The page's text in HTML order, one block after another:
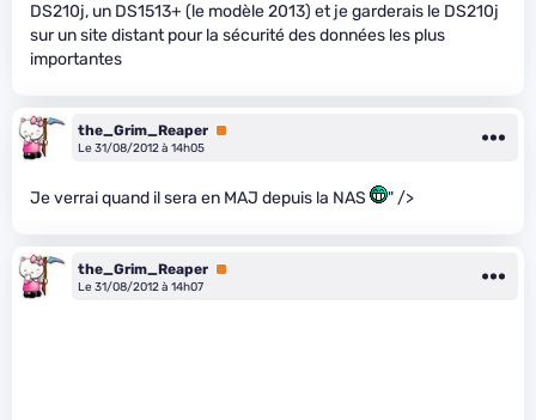
DS210j, un DS1513+ (le modèle 2013) et je garderais le DS210j
sur un site distant pour la sécurité des données les plus
importantes
the_Grim_Reaper Premium
Le 31/08/2012 à 14h05
Je verrai quand il sera en MAJ depuis la NAS " />
the_Grim_Reaper Premium
Le 31/08/2012 à 14h07